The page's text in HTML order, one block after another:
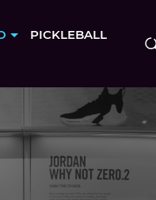
PICKLEBALL